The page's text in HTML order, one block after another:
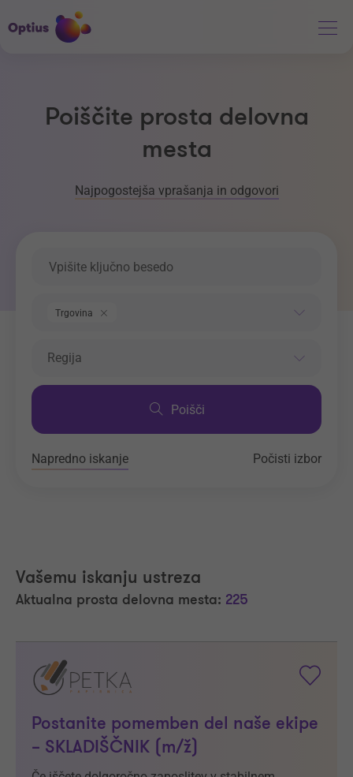
Poiščite prosta delovna
mesta
Najpogostejša vprašanja in odgovori
Trgovina
Regija
Poišči
Napredno iskanje Počisti izbor
Vašemu iskanju ustreza
Aktualna prosta delovna mesta: 225
Postanite pomemben del naše ekipe
– SKLADIŠČNIK (m/ž)